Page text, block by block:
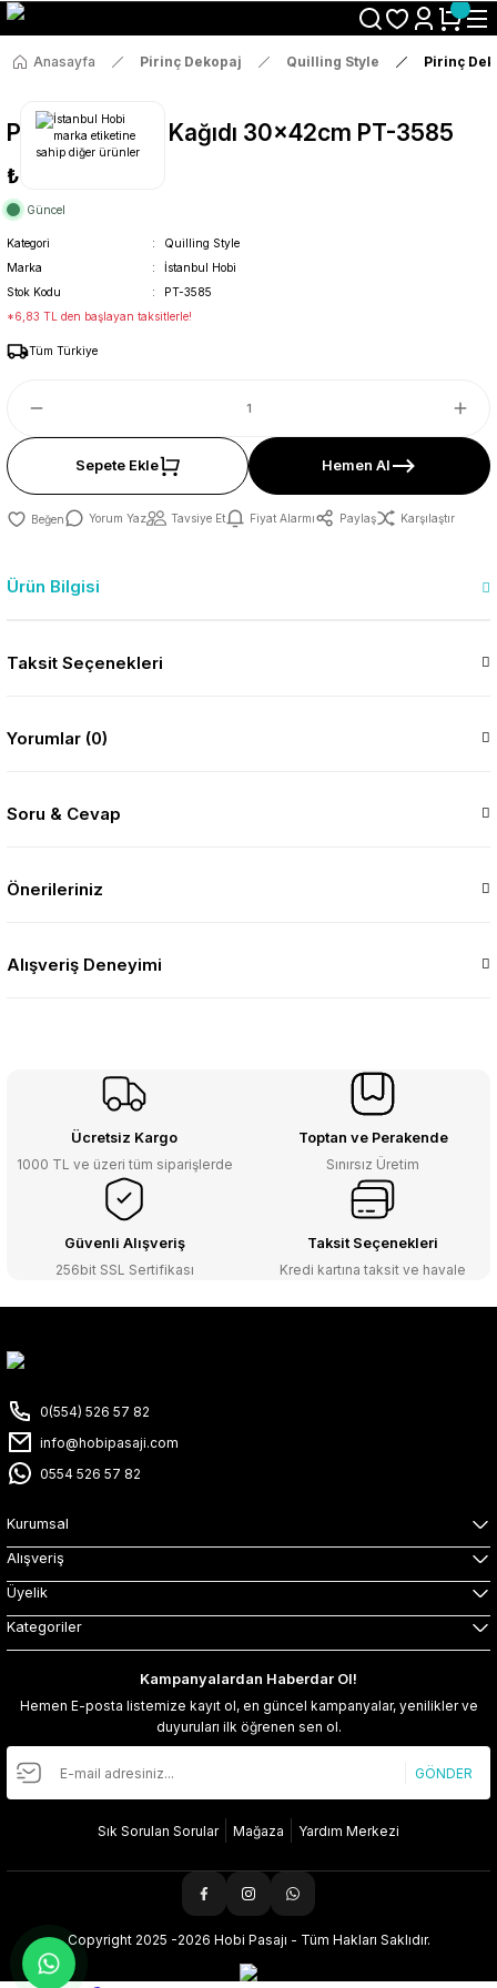
Size Özel "HG10" Koduyla Sepette Hemen %10 İndirimi Kaçırma
Anasayfa Pirinç Dekopaj Quilling Style Pirinç
Pirinç Dekopaj Kağıdı 30x42cm PT-3585
₺36
Güncel
Kategori
Quilling Style
Marka
İstanbul Hobi
Stok Kodu
PT-3585
*6,83 TL den başlayan taksitlerle!
Tüm Türkiye
Sepete Ekle Hemen Al
Yorum Yaz Tavsiye Et Fiyat Alarmı Paylaş Karşılaştır
Ürün Bilgisi
Taksit Seçenekleri
Yorumlar (0)
Soru & Cevap
Önerileriniz
Alışveriş Deneyimi
Ücretsiz Kargo
1000 TL ve üzeri tüm siparişlerde
Toptan ve Perakende
Sınırsız Üretim
Güvenli Alışveriş
256bit SSL Sertifikası
Taksit Seçenekleri
Kredi kartına taksit ve havale
0(554) 526 57 82
info@hobipasaji.com
0554 526 57 82
Kurumsal
Alışveriş
Üyelik
Kategoriler
Kampanyalardan Haberdar Ol!
Hemen E-posta listemize kayıt ol, en güncel kampanyalar, yenilikler ve
duyuruları ilk öğrenen sen ol.
GÖNDER
Sık Sorulan Sorular Mağaza Yardım Merkezi
Copyright 2025 -2026 Hobi Pasajı - Tüm Hakları Saklıdır.